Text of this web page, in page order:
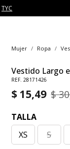
TYC
Mujer Ropa
Vestido Largo
REF. 28171426
$ 15,49 $
TALLA
XS
S